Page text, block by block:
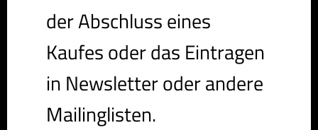
der Abschluss eines
Kaufes oder das Eintragen
in Newsletter oder andere
Mailinglisten.